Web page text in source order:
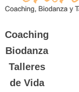
Coaching
Biodanza
Talleres
de Vida